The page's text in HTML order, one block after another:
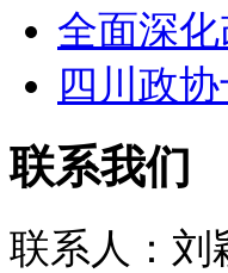
全面深
四川政
联系我们
联系人：刘